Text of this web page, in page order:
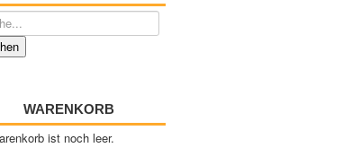
WARENKORB
ist noch leer.